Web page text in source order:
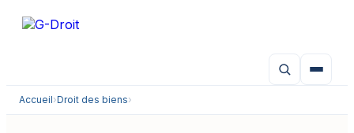
Accueil›Droit des biens›